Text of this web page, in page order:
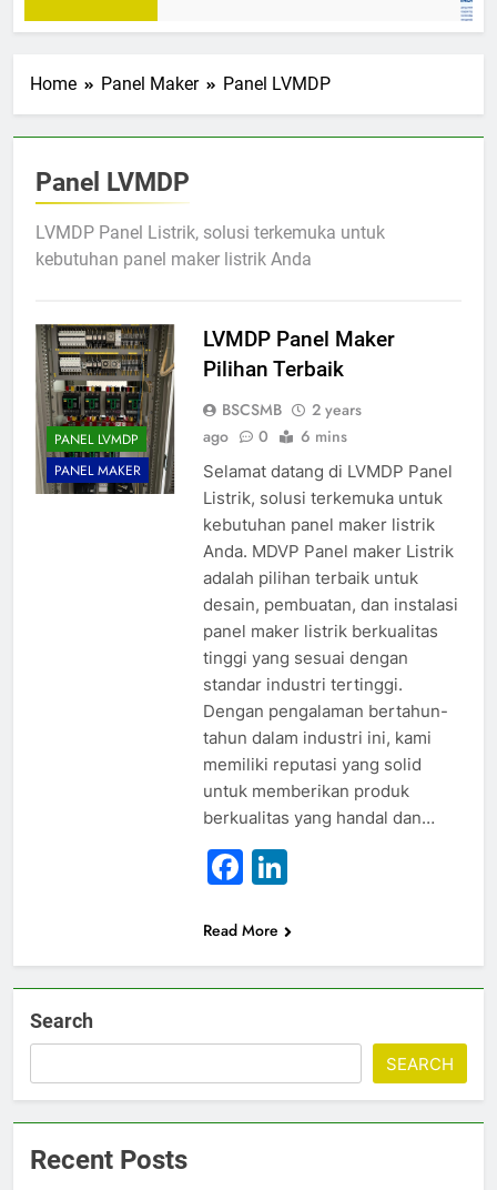
Home Panel Maker Panel LVMDP
Panel LVMDP
LVMDP Panel Listrik, solusi terkemuka untuk
kebutuhan panel maker listrik Anda
PANEL LVMDP
PANEL MAKER
LVMDP Panel Maker
Pilihan Terbaik
BSCSMB
2 years
ago
0 6 mins
Selamat datang di LVMDP Panel
Listrik, solusi terkemuka untuk
kebutuhan panel maker listrik
Anda. MDVP Panel maker Listrik
adalah pilihan terbaik untuk
desain, pembuatan, dan instalasi
panel maker listrik berkualitas
tinggi yang sesuai dengan
standar industri tertinggi.
Dengan pengalaman bertahun-
tahun dalam industri ini, kami
memiliki reputasi yang solid
untuk memberikan produk
berkualitas yang handal dan…
Facebook
LinkedIn
Read More
Search
SEARCH
Recent Posts